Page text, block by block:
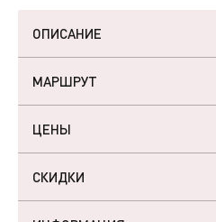
ОПИСАНИЕ
МАРШРУТ
ЦЕНЫ
СКИДКИ